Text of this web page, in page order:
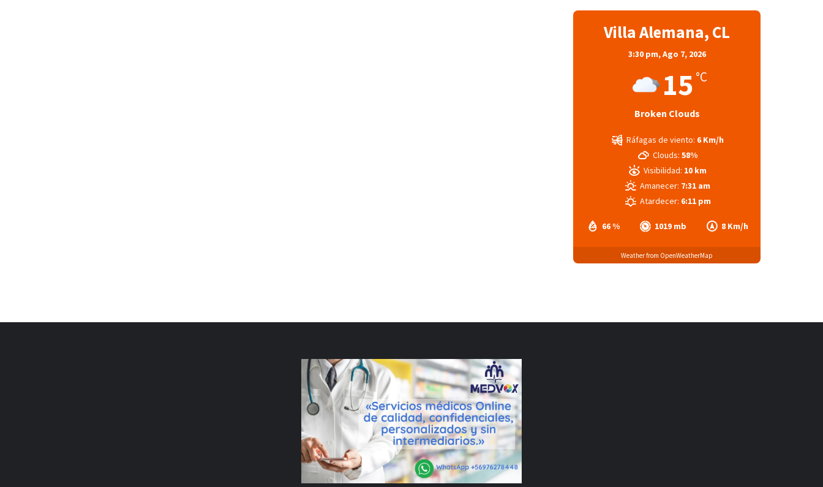
Villa Alemana, CL
3:30 pm,Ago 7, 2026
15 °C
Broken Clouds
66 % 1019 mb 8 Km/h
Ráfagas de viento: 6 Km/h
Clouds: 58%
Visibilidad: 10 km
Amanecer: 7:31 am
Atardecer: 6:11 pm
Weather from OpenWeatherMap